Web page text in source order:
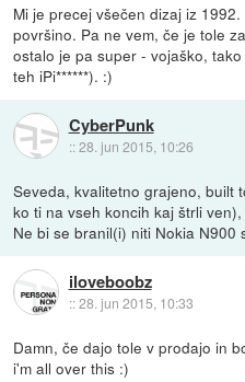
Mi je precej všečen dizaj iz
površino. Pa ne vem, če je tole
ostalo je pa super - vojaško,
teh iPi******). :)
CyberPunk
::28. jun 2015, 10:26
Seveda, kvalitetno grajeno, built
ko ti na vseh koncih kaj štrli
Ne bi se branil(i) niti Nokia N900
iloveboobz
::28. jun 2015, 10:33
Damn, če dajo tole v prodajo in
i'm all over this :)